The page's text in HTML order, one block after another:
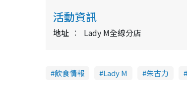
活動資訊
地址 Lady M全線分店
飲食情報 Lady M 朱古力